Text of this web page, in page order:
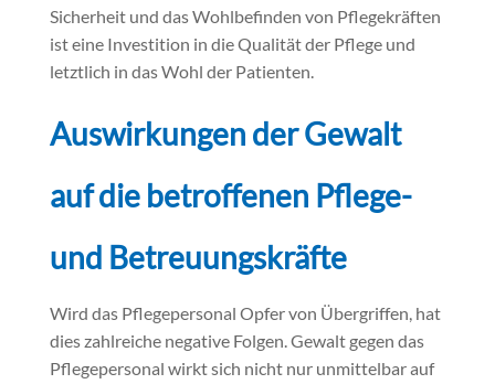
Sicherheit und das Wohlbefinden von Pflegekräften
ist eine Investition in die Qualität der Pflege und
letztlich in das Wohl der Patienten.
Auswirkungen der Gewalt
auf die betroffenen Pflege-
und Betreuungskräfte
Wird das Pflegepersonal Opfer von Übergriffen, hat
dies zahlreiche negative Folgen. Gewalt gegen das
Pflegepersonal wirkt sich nicht nur unmittelbar auf